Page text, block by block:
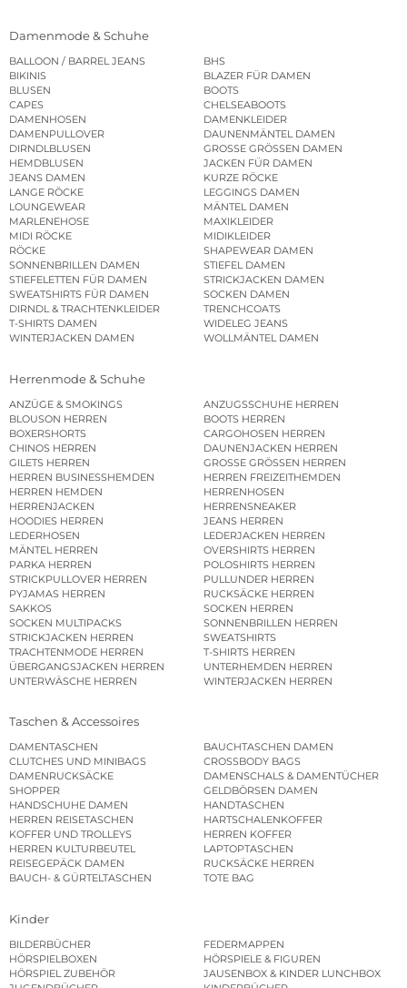
Damenmode & Schuhe
BALLOON / BARREL JEANS
BHS
BIKINIS
BLAZER FÜR DAMEN
BLUSEN
BOOTS
CAPES
CHELSEABOOTS
DAMENHOSEN
DAMENKLEIDER
DAMENPULLOVER
DAUNENMÄNTEL DAMEN
DIRNDLBLUSEN
GROSSE GRÖSSEN DAMEN
HEMDBLUSEN
JACKEN FÜR DAMEN
JEANS DAMEN
KURZE RÖCKE
LANGE RÖCKE
LEGGINGS DAMEN
LOUNGEWEAR
MÄNTEL DAMEN
MARLENEHOSE
MAXIKLEIDER
MIDI RÖCKE
MIDIKLEIDER
RÖCKE
SHAPEWEAR DAMEN
SONNENBRILLEN DAMEN
STIEFEL DAMEN
STIEFELETTEN FÜR DAMEN
STRICKJACKEN DAMEN
SWEATSHIRTS FÜR DAMEN
SOCKEN DAMEN
DIRNDL & TRACHTENKLEIDER
TRENCHCOATS
T-SHIRTS DAMEN
WIDELEG JEANS
WINTERJACKEN DAMEN
WOLLMÄNTEL DAMEN
Herrenmode & Schuhe
ANZÜGE & SMOKINGS
ANZUGSSCHUHE HERREN
BLOUSON HERREN
BOOTS HERREN
BOXERSHORTS
CARGOHOSEN HERREN
CHINOS HERREN
DAUNENJACKEN HERREN
GILETS HERREN
GROSSE GRÖSSEN HERREN
HERREN BUSINESSHEMDEN
HERREN FREIZEITHEMDEN
HERREN HEMDEN
HERRENHOSEN
HERRENJACKEN
HERRENSNEAKER
HOODIES HERREN
JEANS HERREN
LEDERHOSEN
LEDERJACKEN HERREN
MÄNTEL HERREN
OVERSHIRTS HERREN
PARKA HERREN
POLOSHIRTS HERREN
STRICKPULLOVER HERREN
PULLUNDER HERREN
PYJAMAS HERREN
RUCKSÄCKE HERREN
SAKKOS
SOCKEN HERREN
SOCKEN MULTIPACKS
SONNENBRILLEN HERREN
STRICKJACKEN HERREN
SWEATSHIRTS
TRACHTENMODE HERREN
T-SHIRTS HERREN
ÜBERGANGSJACKEN HERREN
UNTERHEMDEN HERREN
UNTERWÄSCHE HERREN
WINTERJACKEN HERREN
Taschen & Accessoires
DAMENTASCHEN
BAUCHTASCHEN DAMEN
CLUTCHES UND MINIBAGS
CROSSBODY BAGS
DAMENRUCKSÄCKE
DAMENSCHALS & DAMENTÜCHER
SHOPPER
GELDBÖRSEN DAMEN
HANDSCHUHE DAMEN
HANDTASCHEN
HERREN REISETASCHEN
HARTSCHALENKOFFER
KOFFER UND TROLLEYS
HERREN KOFFER
HERREN KULTURBEUTEL
LAPTOPTASCHEN
REISEGEPÄCK DAMEN
RUCKSÄCKE HERREN
BAUCH- & GÜRTELTASCHEN
TOTE BAG
Kinder
BILDERBÜCHER
FEDERMAPPEN
HÖRSPIELBOXEN
HÖRSPIELE & FIGUREN
HÖRSPIEL ZUBEHÖR
JAUSENBOX & KINDER LUNCHBOX